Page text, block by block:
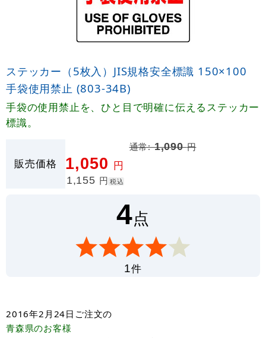
ステッカー（5枚入）JIS規格安全標識 150×100
手袋使用禁止 (803-34B)
手袋の使用禁止を、ひと目で明確に伝えるステッカー
標識。
販売価格
通常:1,090円
1,050 円
1,155 円 税込
4点
1件
2016年2月24日 ご注文の
青森県のお客様